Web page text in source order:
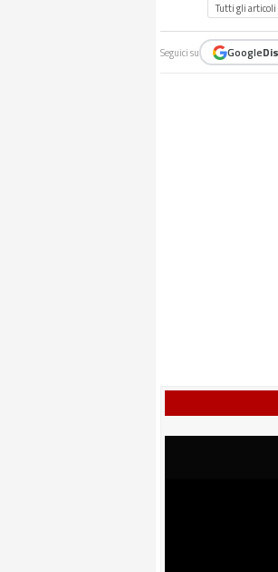
Tutti gli
Seguici su Google